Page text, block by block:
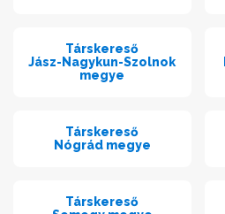
Társkereső
Jász-Nagykun-Szolnok
megye
Társkereső
Nógrád megye
Társkereső